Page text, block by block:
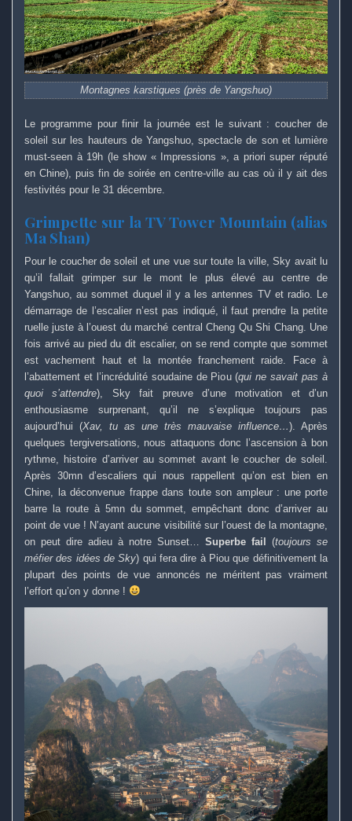
Montagnes karstiques (près de Yangshuo)
Le programme pour finir la journée est le suivant : coucher de
soleil sur les hauteurs de Yangshuo, spectacle de son et lumière
must-seen à 19h (le show « Impressions », a priori super réputé
en Chine), puis fin de soirée en centre-ville au cas où il y ait des
festivités pour le 31 décembre.
Grimpette sur la TV Tower Mountain (alias
Ma Shan)
Pour le coucher de soleil et une vue sur toute la ville, Sky avait lu
qu’il fallait grimper sur le mont le plus élevé au centre de
Yangshuo, au sommet duquel il y a les antennes TV et radio. Le
démarrage de l’escalier n’est pas indiqué, il faut prendre la petite
ruelle juste à l’ouest du marché central Cheng Qu Shi Chang. Une
fois arrivé au pied du dit escalier, on se rend compte que sommet
est vachement haut et la montée franchement raide. Face à
l’abattement et l’incrédulité soudaine de Piou (qui ne savait pas à
quoi s’attendre), Sky fait preuve d’une motivation et d’un
enthousiasme surprenant, qu’il ne s’explique toujours pas
aujourd’hui (Xav, tu as une très mauvaise influence…). Après
quelques tergiversations, nous attaquons donc l’ascension à bon
rythme, histoire d’arriver au sommet avant le coucher de soleil.
Après 30mn d’escaliers qui nous rappellent qu’on est bien en
Chine, la déconvenue frappe dans toute son ampleur : une porte
barre la route à 5mn du sommet, empêchant donc d’arriver au
point de vue ! N’ayant aucune visibilité sur l’ouest de la montagne,
on peut dire adieu à notre Sunset… Superbe fail (toujours se
méfier des idées de Sky) qui fera dire à Piou que définitivement la
plupart des points de vue annoncés ne méritent pas vraiment
l’effort qu’on y donne !